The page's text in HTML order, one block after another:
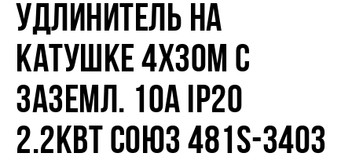
УДЛИНИТЕЛЬ НА
КАТУШКЕ 4Х30М С
ЗАЗЕМЛ. 10А IP20
2.2КВТ СОЮЗ 481S-3403